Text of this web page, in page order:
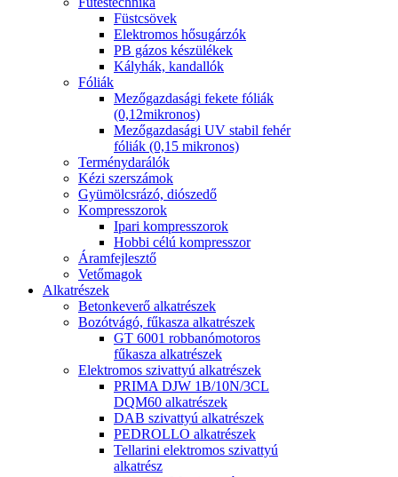
Füstcsövek
Elektromos hősugárzók
PB gázos készülékek
Kályhák, kandallók
Fóliák
Mezőgazdasági fekete fóliák
(0,12mikronos)
Mezőgazdasági UV stabil fehér
fóliák (0,15 mikronos)
Terménydarálók
Kézi szerszámok
Gyümölcsrázó, diószedő
Kompresszorok
Ipari kompresszorok
Hobbi célú kompresszor
Áramfejlesztő
Vetőmagok
Alkatrészek
Betonkeverő alkatrészek
Bozótvágó, fűkasza alkatrészek
GT 6001 robbanómotoros
fűkasza alkatrészek
Elektromos szivattyú alkatrészek
PRIMA DJW 1B/10N/3CL
DQM60 alkatrészek
DAB szivattyú alkatrészek
PEDROLLO alkatrészek
Tellarini elektromos szivattyú
alkatrész